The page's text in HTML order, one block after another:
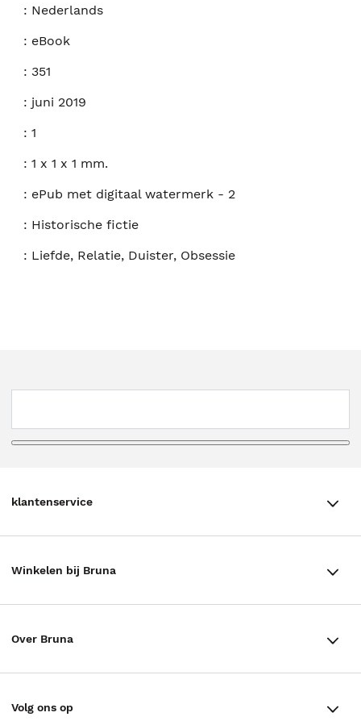
: Nederlands
: eBook
: 351
: juni 2019
: 1
: 1 x 1 x 1 mm.
: ePub met digitaal watermerk - 2
: Historische fictie
: Liefde, Relatie, Duister, Obsessie
klantenservice
Annuleren & Retourneren
Winkelen bij Bruna
Over Bruna
Volg ons op